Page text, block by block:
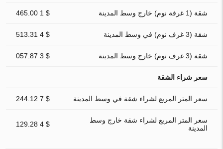
شقة (1 غرفة نوم) خارج وسط المدينة $ 1 465.00
شقة (3 غرف نوم) في وسط المدينة $ 4 513.31
شقة (3 غرف نوم) خارج وسط المدينة $ 3 057.87
سعر شراء الشقة
سعر المتر المربع لشراء شقة في وسط المدينة $ 7 244.12
سعر المتر المربع لشراء شقة خارج وسط
المدينة
$ 4 129.28